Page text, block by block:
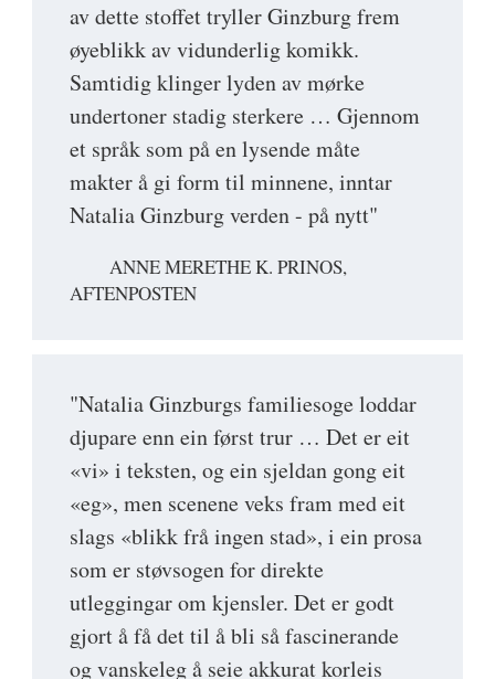
av dette stoffet tryller Ginzburg frem
øyeblikk av vidunderlig komikk.
Samtidig klinger lyden av mørke
undertoner stadig sterkere … Gjennom
et språk som på en lysende måte
makter å gi form til minnene, inntar
Natalia Ginzburg verden - på nytt"
ANNE MERETHE K. PRINOS,
AFTENPOSTEN
"Natalia Ginzburgs familiesoge loddar
djupare enn ein først trur … Det er eit
«vi» i teksten, og ein sjeldan gong eit
«eg», men scenene veks fram med eit
slags «blikk frå ingen stad», i ein prosa
som er støvsogen for direkte
utleggingar om kjensler. Det er godt
gjort å få det til å bli så fascinerande
og vanskeleg å seie akkurat korleis